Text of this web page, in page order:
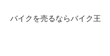
バイクを売るならバイク王